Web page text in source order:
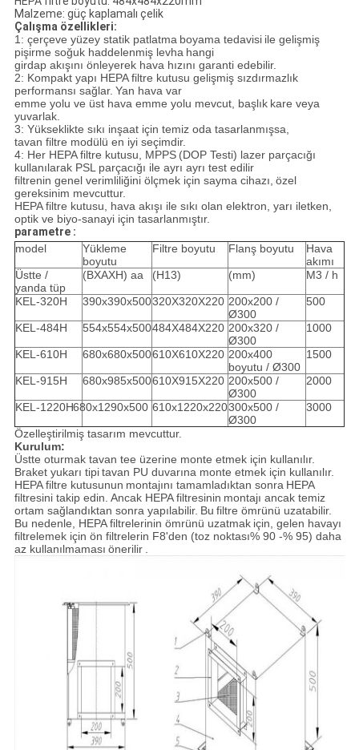
Malzeme: güç kaplamalı çelik
Çalışma özellikleri:
1: çerçeve yüzey statik patlatma boyama tedavisi ile gelişmiş
pişirme soğuk haddelenmiş levha hangi
girdap akışını önleyerek hava hızını garanti edebilir.
2: Kompakt yapı HEPA filtre kutusu gelişmiş sızdırmazlık
performansı sağlar. Yan hava var
emme yolu ve üst hava emme yolu mevcut, başlık kare veya
yuvarlak.
3: Yükseklikte sıkı inşaat için temiz oda tasarlanmışsa,
tavan filtre modülü en iyi seçimdir.
4: Her HEPA filtre kutusu, MPPS (DOP Testi) lazer parçacığı
kullanılarak PSL parçacığı ile ayrı ayrı test edilir
filtrenin genel verimliliğini ölçmek için sayma cihazı, özel
gereksinim mevcuttur.
HEPA filtre kutusu, hava akışı ile sıkı olan elektron, yarı iletken,
optik ve biyo-sanayi için tasarlanmıştır.
parametre :
model
Yükleme
boyutu
Filtre boyutu Flanş boyutu
Hava
akımı
Üstte /
yanda tüp
(BXAXH) aa (H13) (mm) M3 / h
KEL-320H 390x390x500320X320X220 200x200 /
Ø300
500
KEL-484H 554x554x500484X484X220 200x320 /
Ø300
1000
KEL-610H 680x680x500610X610X220 200x400
boyutu / Ø300
1500
KEL-915H 680x985x500610X915X220 200x500 /
Ø300
2000
KEL-1220H680x1290x500 610x1220x220300x500 /
Ø300
3000
Özelleştirilmiş tasarım mevcuttur.
Kurulum:
Üstte oturmak tavan tee üzerine monte etmek için kullanılır.
Braket yukarı tipitavan PU duvarına monte etmek için kullanılır.
HEPA filtre kutusunun montajını tamamladıktan sonra HEPA
filtresini takip edin. Ancak HEPA filtresinin montajı ancak temiz
ortam sağlandıktan sonra yapılabilir. Bu filtre ömrünü uzatabilir.
Bu nedenle, HEPA filtrelerinin ömrünü uzatmak için, gelen havayı
filtrelemek için ön filtrelerin F8'den (toz noktası% 90 -% 95) daha
az kullanılmaması önerilir .